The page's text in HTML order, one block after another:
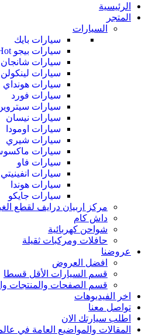
الرئيسية
المتجر
السيارات
سيارات بايك
سيارات بيجو
سيارات شانجان
سيارات لينكولن
سيارات هونداي
سيارات فورد
سيارات
سيارات نيسان
سيارات اومودا
سيارات شيري
سيارات
سيارات فاو
سيارات انفينيتي
سيارات هوندا
سيارات جايكو
مركز اربيان درايف لقطع
داش كام
شواحن كهربائية
حافلات ومركبات ثقيلة
عروضنا
افضل العروض
قسم السيارات الأقل قسطا
قسم الصفحات والمنتجات
اخر الفيديوهات
تواصل معنا
اطلب سيارتك الان
المقالات والمواضيع العامة في